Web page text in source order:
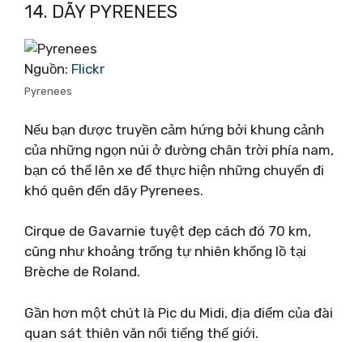
14. DÃY PYRENEES
Nguồn: Flickr
Pyrenees
Nếu bạn được truyền cảm hứng bởi khung cảnh
của những ngọn núi ở đường chân trời phía nam,
bạn có thể lên xe để thực hiện những chuyến đi
khó quên đến dãy Pyrenees.
Cirque de Gavarnie tuyệt đẹp cách đó 70 km,
cũng như khoảng trống tự nhiên khổng lồ tại
Brèche de Roland.
Gần hơn một chút là Pic du Midi, địa điểm của đài
quan sát thiên văn nổi tiếng thế giới.